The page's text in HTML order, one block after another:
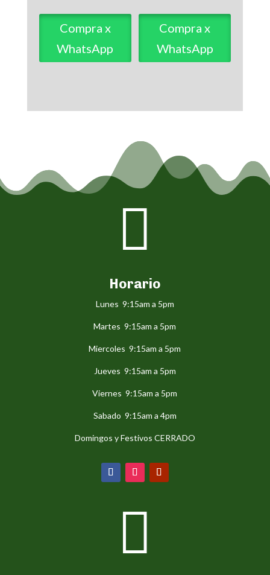
Compra x
WhatsApp
Compra x
WhatsApp

Horario
Lunes 9:15am a 5pm
Martes 9:15am a 5pm
Miercoles 9:15am a 5pm
Jueves 9:15am a 5pm
Viernes 9:15am a 5pm
Sabado 9:15am a 4pm
Domingos y Festivos CERRADO
